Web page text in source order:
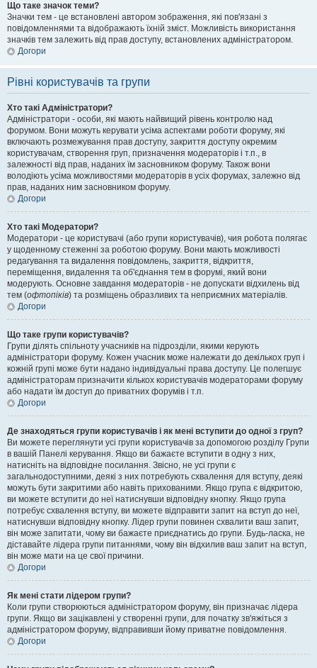
Що таке значок теми?
Значки тем - це встановлені автором зображення, які пов'язані з
повідомленнями та відображають їхній зміст. Можливість використання
значків тем залежить від прав доступу, встановлених адміністратором.
Догори
Рівні користувачів та групи
Хто такі Адміністратори?
Адміністратори - особи, які мають найвищий рівень контролю над
форумом. Вони можуть керувати усіма аспектами роботи форуму, які
включають розмежування прав доступу, закриття доступу окремим
користувачам, створення груп, призначення модераторів і т.п., в
залежності від прав, наданих їм засновником форуму. Також вони
володіють усіма можливостями модераторів в усіх форумах, залежно від
прав, наданих ним засновником форуму.
Догори
Хто такі Модератори?
Модератори - це користувачі (або групи користувачів), чия робота полягає
у щоденному стеженні за роботою форуму. Вони мають можливості
редагування та видалення повідомлень, закриття, відкриття,
переміщення, видалення та об'єднання тем в форумі, який вони
модерують. Основне завдання модераторів - не допускати відхилень від
тем (офтопіків) та розміщень образливих та неприємних матеріалів.
Догори
Що таке групи користувачів?
Групи ділять спільноту учасників на підрозділи, якими керують
адміністратори форуму. Кожен учасник може належати до декількох груп і
кожній групі може бути надано індивідуальні права доступу. Це полегшує
адміністраторам призначити кількох користувачів модераторами форуму
або надати їм доступ до приватних форумів і т.п.
Догори
Де знаходяться групи користувачів і як мені вступити до одної з груп?
Ви можете переглянути усі групи користувачів за допомогою розділу Групи
в вашій Панелі керування. Якщо ви бажаєте вступити в одну з них,
натисніть на відповідне посилання. Звісно, не усі групи є
загальнодоступними, деякі з них потребують схвалення для вступу, деякі
можуть бути закритими або навіть прихованими. Якщо група є відкритою,
ви можете вступити до неї натиснувши відповідну кнопку. Якщо група
потребує схвалення вступу, ви можете відправити запит на вступ до неї,
натиснувши відповідну кнопку. Лідер групи повинен схвалити ваш запит,
він може запитати, чому ви бажаєте приєднатись до групи. Будь-ласка, не
діставайте лідера групи питаннями, чому він відхилив ваш запит на вступ,
він може мати на це свої причини.
Догори
Як мені стати лідером групи?
Коли групи створюються адміністратором форуму, він призначає лідера
групи. Якщо ви зацікавлені у створенні групи, для початку зв'яжіться з
адміністратором форуму, відправивши йому приватне повідомлення.
Догори